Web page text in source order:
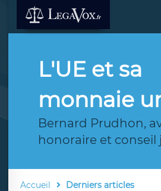
L'UE et sa
monnaie
Bernard Prudhon,
honoraire et conseil
Accueil Derniers articles